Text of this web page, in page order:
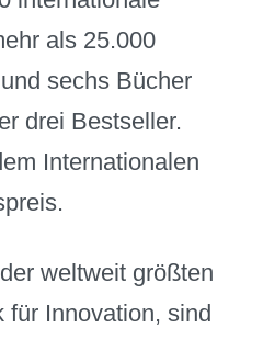
als 25.000
sechs Bücher
drei Bestseller.
Internationalen
weltweit größten
für Innovation, sind